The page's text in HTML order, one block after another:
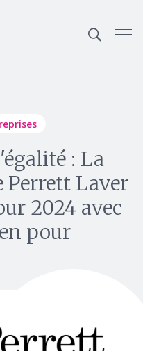
: La
Laver
2024 avec
pour